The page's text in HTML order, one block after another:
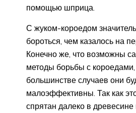
помощью шприца.
С жуком-короедом
бороться, чем казалось на
Конечно же, что возможны
методы борьбы с
большинстве случаев они
малоэффективны. Так как
спрятан далеко в древесине